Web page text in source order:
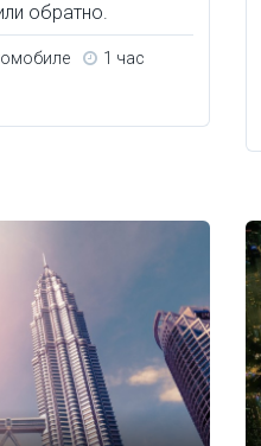
обратно.
1 час